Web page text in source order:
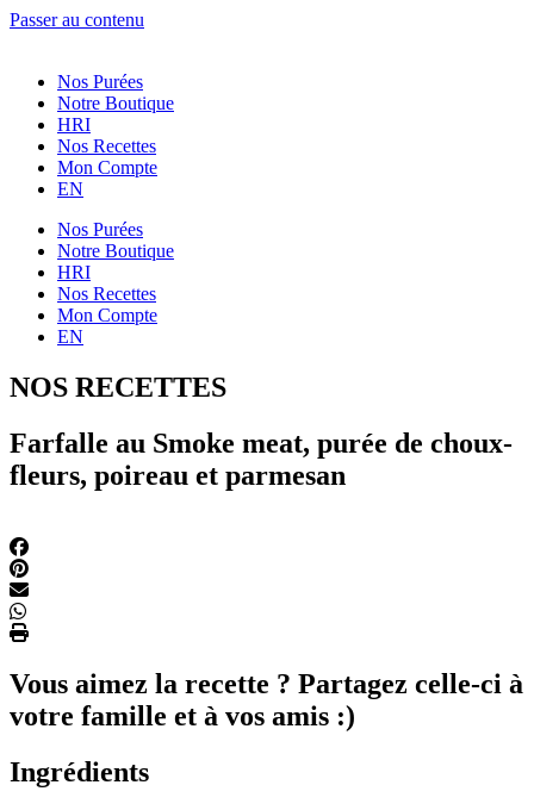
Passer au contenu
Nos Purées
Notre Boutique
HRI
Nos Recettes
Mon Compte
EN
Nos Purées
Notre Boutique
HRI
Nos Recettes
Mon Compte
EN
NOS RECETTES
Farfalle au Smoke meat, purée de choux-
fleurs, poireau et parmesan
Vous aimez la recette ? Partagez celle-ci à
votre famille et à vos amis :)
Ingrédients